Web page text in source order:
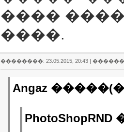
����
����.
��������: 23.05.2015, 20:43 |
Angaz